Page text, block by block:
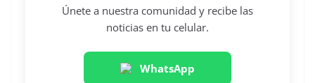
Únete a nuestra comunidad y recibe las
noticias en tu celular.
WhatsApp